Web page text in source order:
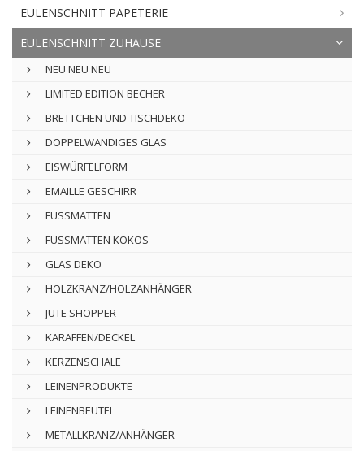
EULENSCHNITT PAPETERIE
EULENSCHNITT ZUHAUSE
NEU NEU NEU
LIMITED EDITION BECHER
BRETTCHEN UND TISCHDEKO
DOPPELWANDIGES GLAS
EISWÜRFELFORM
EMAILLE GESCHIRR
FUSSMATTEN
FUSSMATTEN KOKOS
GLAS DEKO
HOLZKRANZ/HOLZANHÄNGER
JUTE SHOPPER
KARAFFEN/DECKEL
KERZENSCHALE
LEINENPRODUKTE
LEINENBEUTEL
METALLKRANZ/ANHÄNGER